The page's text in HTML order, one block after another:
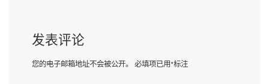
发表评论
您的电子邮箱地址不会被公开。 必填项已用*标注